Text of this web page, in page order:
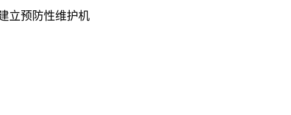
立预防性维护机